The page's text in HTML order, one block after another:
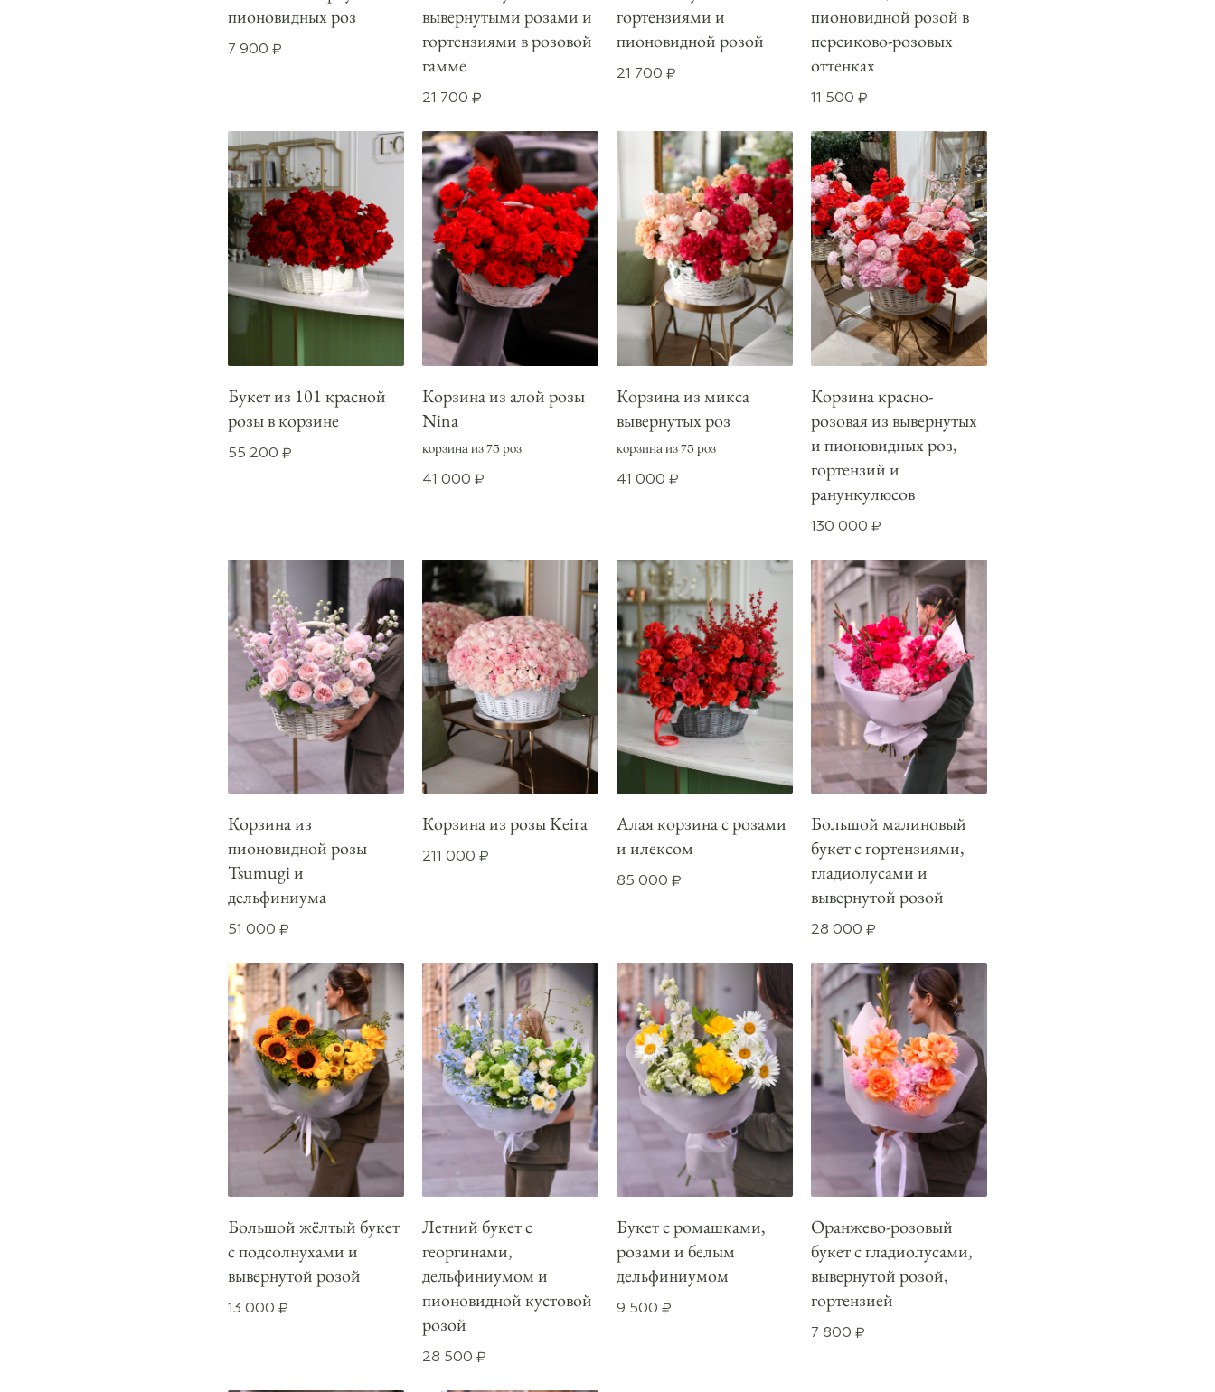
пионовидных роз
7 900 ₽
вывернутыми розами и
гортензиями в розовой
гамме
21 700 ₽
гортензиями и
пионовидной розой
21 700 ₽
пионовидной розой в
персиково-розовых
оттенках
11 500 ₽
Букет из 101 красной
розы в корзине
55 200 ₽
Корзина из алой розы
Nina
корзина из 75 роз
41 000 ₽
Корзина из микса
вывернутых роз
корзина из 75 роз
41 000 ₽
Корзина красно-
розовая из вывернутых
и пионовидных роз,
гортензий и
ранункулюсов
130 000 ₽
Корзина из
пионовидной розы
Tsumugi и
дельфиниума
51 000 ₽
Корзина из розы Keira
211 000 ₽
Алая корзина с розами
и илексом
85 000 ₽
Большой малиновый
букет с гортензиями,
гладиолусами и
вывернутой розой
28 000 ₽
Большой жёлтый букет
с подсолнухами и
вывернутой розой
13 000 ₽
Летний букет с
георгинами,
дельфиниумом и
пионовидной кустовой
розой
28 500 ₽
Букет с ромашками,
розами и белым
дельфиниумом
9 500 ₽
Оранжево-розовый
букет с гладиолусами,
вывернутой розой,
гортензией
7 800 ₽